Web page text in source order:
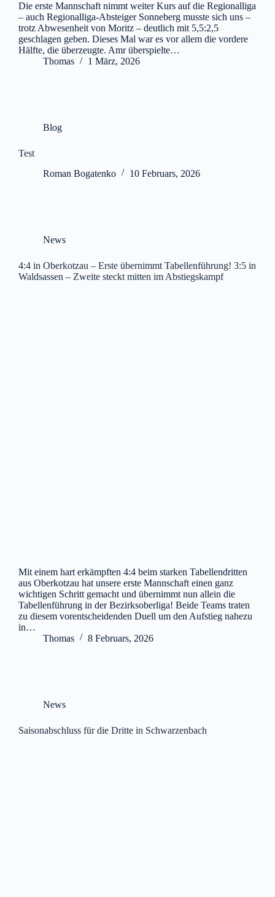
Die erste Mannschaft nimmt weiter Kurs auf die Regionalliga
– auch Regionalliga-Absteiger Sonneberg musste sich uns –
trotz Abwesenheit von Moritz – deutlich mit 5,5:2,5
geschlagen geben. Dieses Mal war es vor allem die vordere
Hälfte, die überzeugte. Amr überspielte…
Thomas
1 März, 2026
Blog
Test
Roman Bogatenko
10 Februars, 2026
News
4:4 in Oberkotzau – Erste übernimmt Tabellenführung! 3:5 in
Waldsassen – Zweite steckt mitten im Abstiegskampf
Mit einem hart erkämpften 4:4 beim starken Tabellendritten
aus Oberkotzau hat unsere erste Mannschaft einen ganz
wichtigen Schritt gemacht und übernimmt nun allein die
Tabellenführung in der Bezirksoberliga! Beide Teams traten
zu diesem vorentscheidenden Duell um den Aufstieg nahezu
in…
Thomas
8 Februars, 2026
News
Saisonabschluss für die Dritte in Schwarzenbach